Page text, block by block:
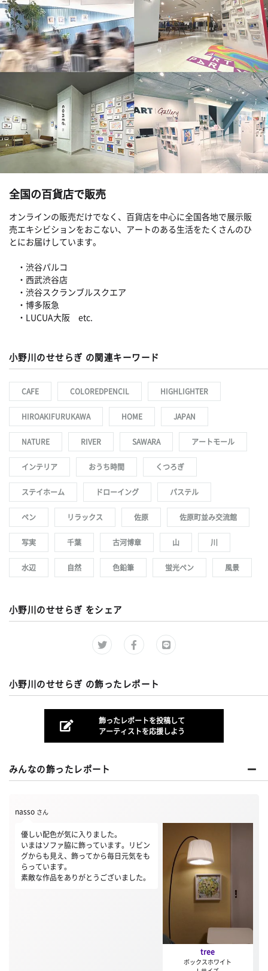
全国の百貨店で販売
オンラインの販売だけでなく、百貨店を中心に全国各地で展示販
売エキシビションをおこない、アートのある生活をたくさんのひ
とにお届けしています。
・渋谷パルコ
・西武渋谷店
・渋谷スクランブルスクエア
・博多阪急
・LUCUA大阪 etc.
小野川のせせらぎ の関連キーワード
CAFE COLOREDPENCIL HIGHLIGHTER
HIROAKIFURUKAWA HOME JAPAN
NATURE RIVER SAWARA アートモール
インテリア おうち時間 くつろぎ
ステイホーム ドローイング パステル
ペン リラックス 佐原 佐原町並み交流館
写実 千葉 古河博章 山 川
水辺 自然 色鉛筆 蛍光ペン 風景
小野川のせせらぎ をシェア
小野川のせせらぎ の飾ったレポート
飾ったレポートを投稿して
アーティストを応援しよう
みんなの飾ったレポート
nasso さん
優しい配色が気に入りました。
いまはソファ脇に飾っています。リビン
グからも見え、飾ってから毎日元気をも
らっています。
素敵な作品をありがとうございました。
tree
ボックスホワイト